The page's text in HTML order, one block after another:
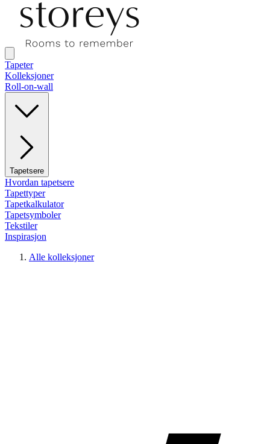
Tapeter
Kolleksjoner
Roll-on-wall
Tapetsere
Hvordan tapetsere
Tapettyper
Tapetkalkulator
Tapetsymboler
Tekstiler
Inspirasjon
Alle kolleksjoner